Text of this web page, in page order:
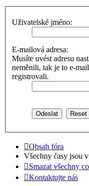
Uživatelské jméno:
E-mailová adresa:
Musíte uvést adresu
neměnili, tak je to e-
registrovali.
Obsah fóra
Všechny časy jsou v
Smazat všechny
Kontaktujte nás